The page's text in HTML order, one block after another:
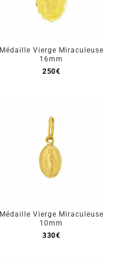
Médaille Vierge Miraculeuse
16mm
250€
Médaille Vierge Miraculeuse
10mm
330€